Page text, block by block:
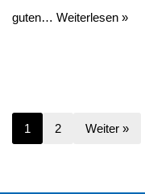
guten… Weiterlesen »
1 2 Weiter »